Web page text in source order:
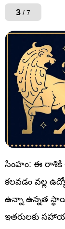
3 / 7
సింహం: ఈ రాశికి
కలవడం వల్ల
ఉన్నా ఉన్నత
ఇతరులకు